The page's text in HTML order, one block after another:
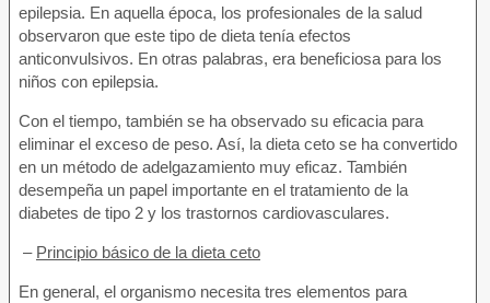
epilepsia. En aquella época, los profesionales de la salud
observaron que este tipo de dieta tenía efectos
anticonvulsivos. En otras palabras, era beneficiosa para los
niños con epilepsia.
Con el tiempo, también se ha observado su eficacia para
eliminar el exceso de peso. Así, la dieta ceto se ha convertido
en un método de adelgazamiento muy eficaz. También
desempeña un papel importante en el tratamiento de la
diabetes de tipo 2 y los trastornos cardiovasculares.
– Principio básico de la dieta ceto
En general, el organismo necesita tres elementos para